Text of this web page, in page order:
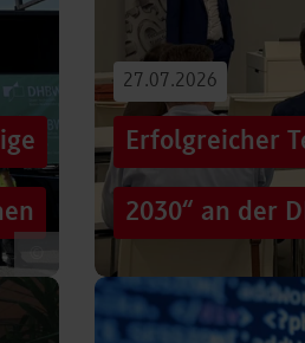
27.07.2026
Erfolgreicher
2030“ an der
Wie gelingt
und gesellschaftliche
Genau…